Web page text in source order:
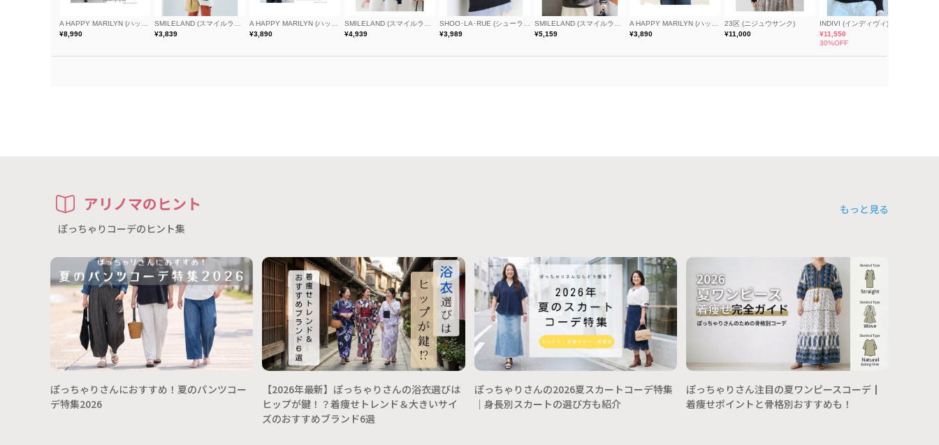
アリノマのヒント
ぽっちゃりコーデのヒント集
もっと見る
ぽっちゃりさんにおすすめ！夏のパンツコー
デ特集2026
【2026年最新】ぽっちゃりさんの浴衣選びは
ヒップが鍵！？着痩せトレンド＆大きいサイ
ズのおすすめブランド6選
ぽっちゃりさんの2026夏スカートコーデ特集
│身長別スカートの選び方も紹介
ぽっちゃりさん注目の夏ワンピースコーデ┃
着痩せポイントと骨格別おすすめも！